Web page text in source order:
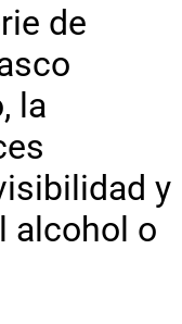
de
la
y
alcohol o